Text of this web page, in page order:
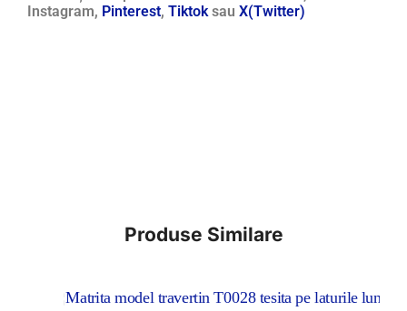
Instagram, Pinterest, Tiktok sau X(Twitter)
Produse Similare